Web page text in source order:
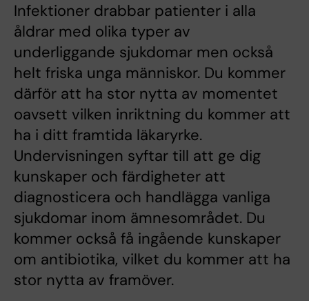
Infektioner drabbar patienter i alla
åldrar med olika typer av
underliggande sjukdomar men också
helt friska unga människor. Du kommer
därför att ha stor nytta av momentet
oavsett vilken inriktning du kommer att
ha i ditt framtida läkaryrke.
Undervisningen syftar till att ge dig
kunskaper och färdigheter att
diagnosticera och handlägga vanliga
sjukdomar inom ämnesområdet. Du
kommer också få ingående kunskaper
om antibiotika, vilket du kommer att ha
stor nytta av framöver.